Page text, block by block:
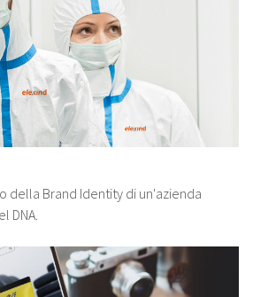
della Brand Identity di un'azienda
DNA.